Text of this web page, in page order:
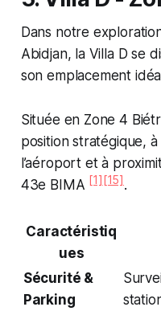
Dans notre
Abidjan, la Villa D se
son emplacement
Située en Zone 4
position stratégique,
l’aéroport et à
43e BIMA [1] [15] .
Caractéristiq
ues
Sécurité &
Parking